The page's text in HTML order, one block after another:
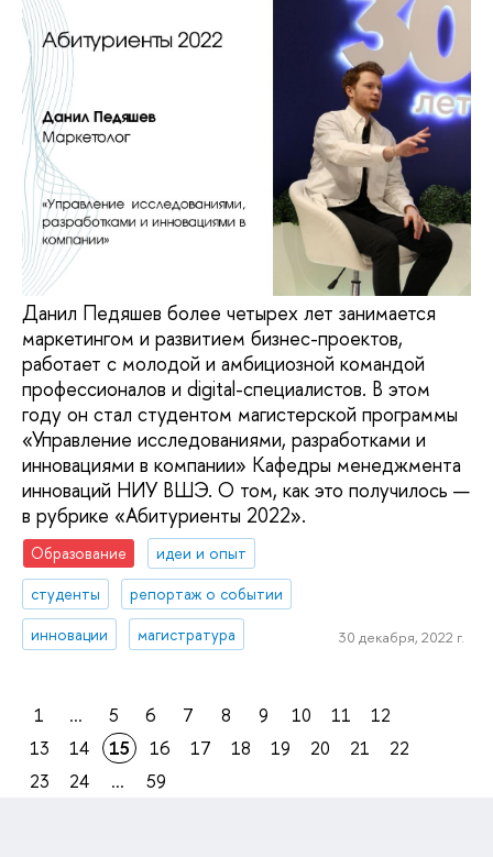
Данил Педяшев более четырех лет занимается
маркетингом и развитием бизнес-проектов,
работает с молодой и амбициозной командой
профессионалов и digital-специалистов. В этом
году он стал студентом магистерской программы
«Управление исследованиями, разработками и
инновациями в компании» Кафедры менеджмента
инноваций НИУ ВШЭ. О том, как это получилось —
в рубрике «Абитуриенты 2022».
Образование
идеи и опыт
студенты
репортаж о событии
инновации
магистратура 30 декабря, 2022 г.
1 ... 5 6 7 8 9 10 11
12
13
14 15 16 17 18 19 20 21
22
23
24 ... 59